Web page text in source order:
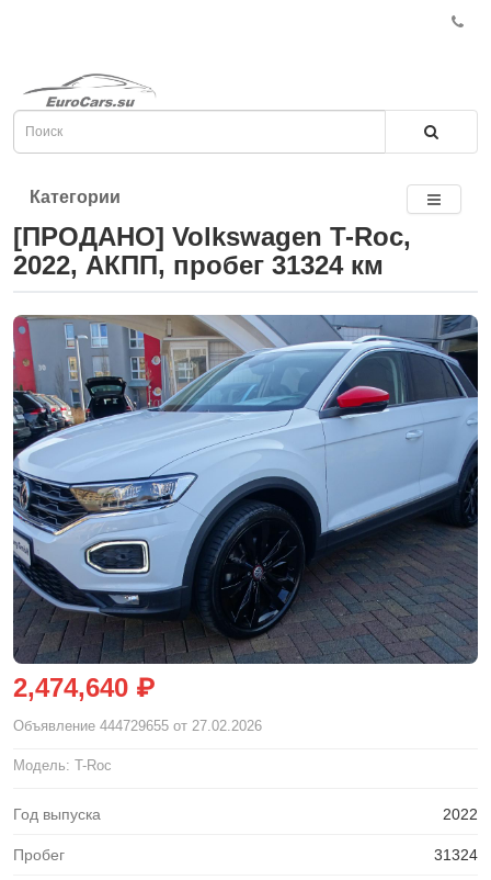
Категории
[ПРОДАНО] Volkswagen T-Roc,
2022, АКПП, пробег 31324 км
2,474,640 ₽
Объявление 444729655 от 27.02.2026
Модель: T-Roc
Год выпуска 2022
Пробег 31324